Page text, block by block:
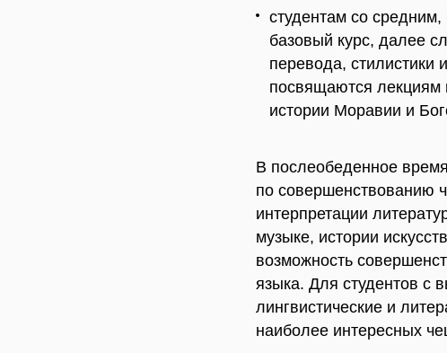
студентам со
базовый курс, далее
перевода, стилистики
посвящаются лекциям
истории Моравии и
В послеобеденное
по совершенствованию
интерпретации
музыке, истории
возможность
языка. Для студентов с
лингвистические и
наиболее интересных